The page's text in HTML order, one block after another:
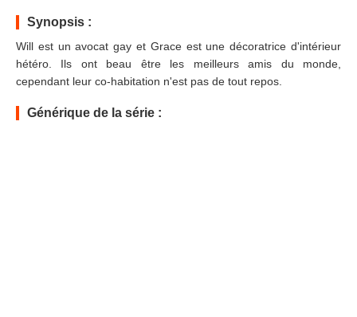
Synopsis :
Will est un avocat gay et Grace est une décoratrice d'intérieur
hétéro. Ils ont beau être les meilleurs amis du monde,
cependant leur co-habitation n'est pas de tout repos.
Générique de la série :